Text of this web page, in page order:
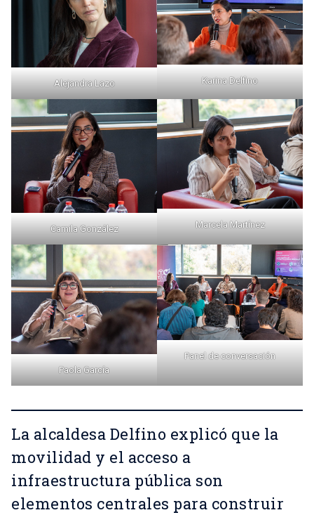
Alejandra Lazo Karina Delfino
Camila González Marcela Martínez
Paola García
Panel de conversación
La alcaldesa Delfino explicó que la
movilidad y el acceso a
infraestructura pública son
elementos centrales para construir